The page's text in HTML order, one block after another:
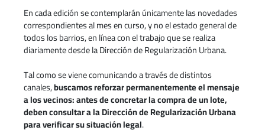
En cada edición se contemplarán únicamente las novedades
correspondientes al mes en curso, y no el estado general de
todos los barrios, en línea con el trabajo que se realiza
diariamente desde la Dirección de Regularización Urbana.
Tal como se viene comunicando a través de distintos
canales,buscamos reforzar permanentemente el mensaje
a los vecinos: antes de concretar la compra de un lote,
deben consultar a la Dirección de Regularización Urbana
para verificar su situación legal.